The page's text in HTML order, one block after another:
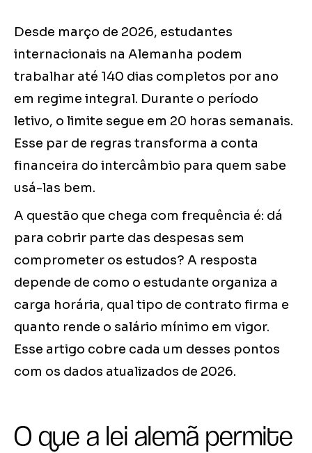
Desde março de 2026, estudantes
internacionais na Alemanha podem
trabalhar até 140 dias completos por ano
em regime integral. Durante o período
letivo, o limite segue em 20 horas semanais.
Esse par de regras transforma a conta
financeira do intercâmbio para quem sabe
usá-las bem.
A questão que chega com frequência é: dá
para cobrir parte das despesas sem
comprometer os estudos? A resposta
depende de como o estudante organiza a
carga horária, qual tipo de contrato firma e
quanto rende o salário mínimo em vigor.
Esse artigo cobre cada um desses pontos
com os dados atualizados de 2026.
O que a lei alemã permite